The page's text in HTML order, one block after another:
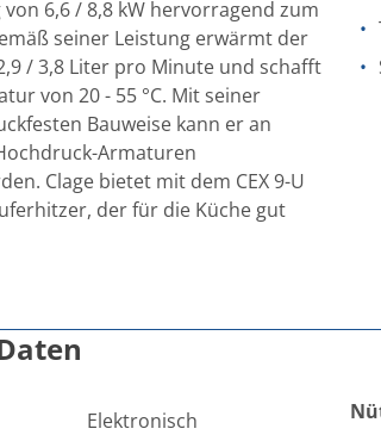
6,6 / 8,8 kW hervorragend zum
seiner Leistung erwärmt der
/ 3,8 Liter pro Minute und schafft
von 20 - 55 °C. Mit seiner
Bauweise kann er an
Armaturen
Clage bietet mit dem CEX 9-U
der für die Küche gut
Elektronisch